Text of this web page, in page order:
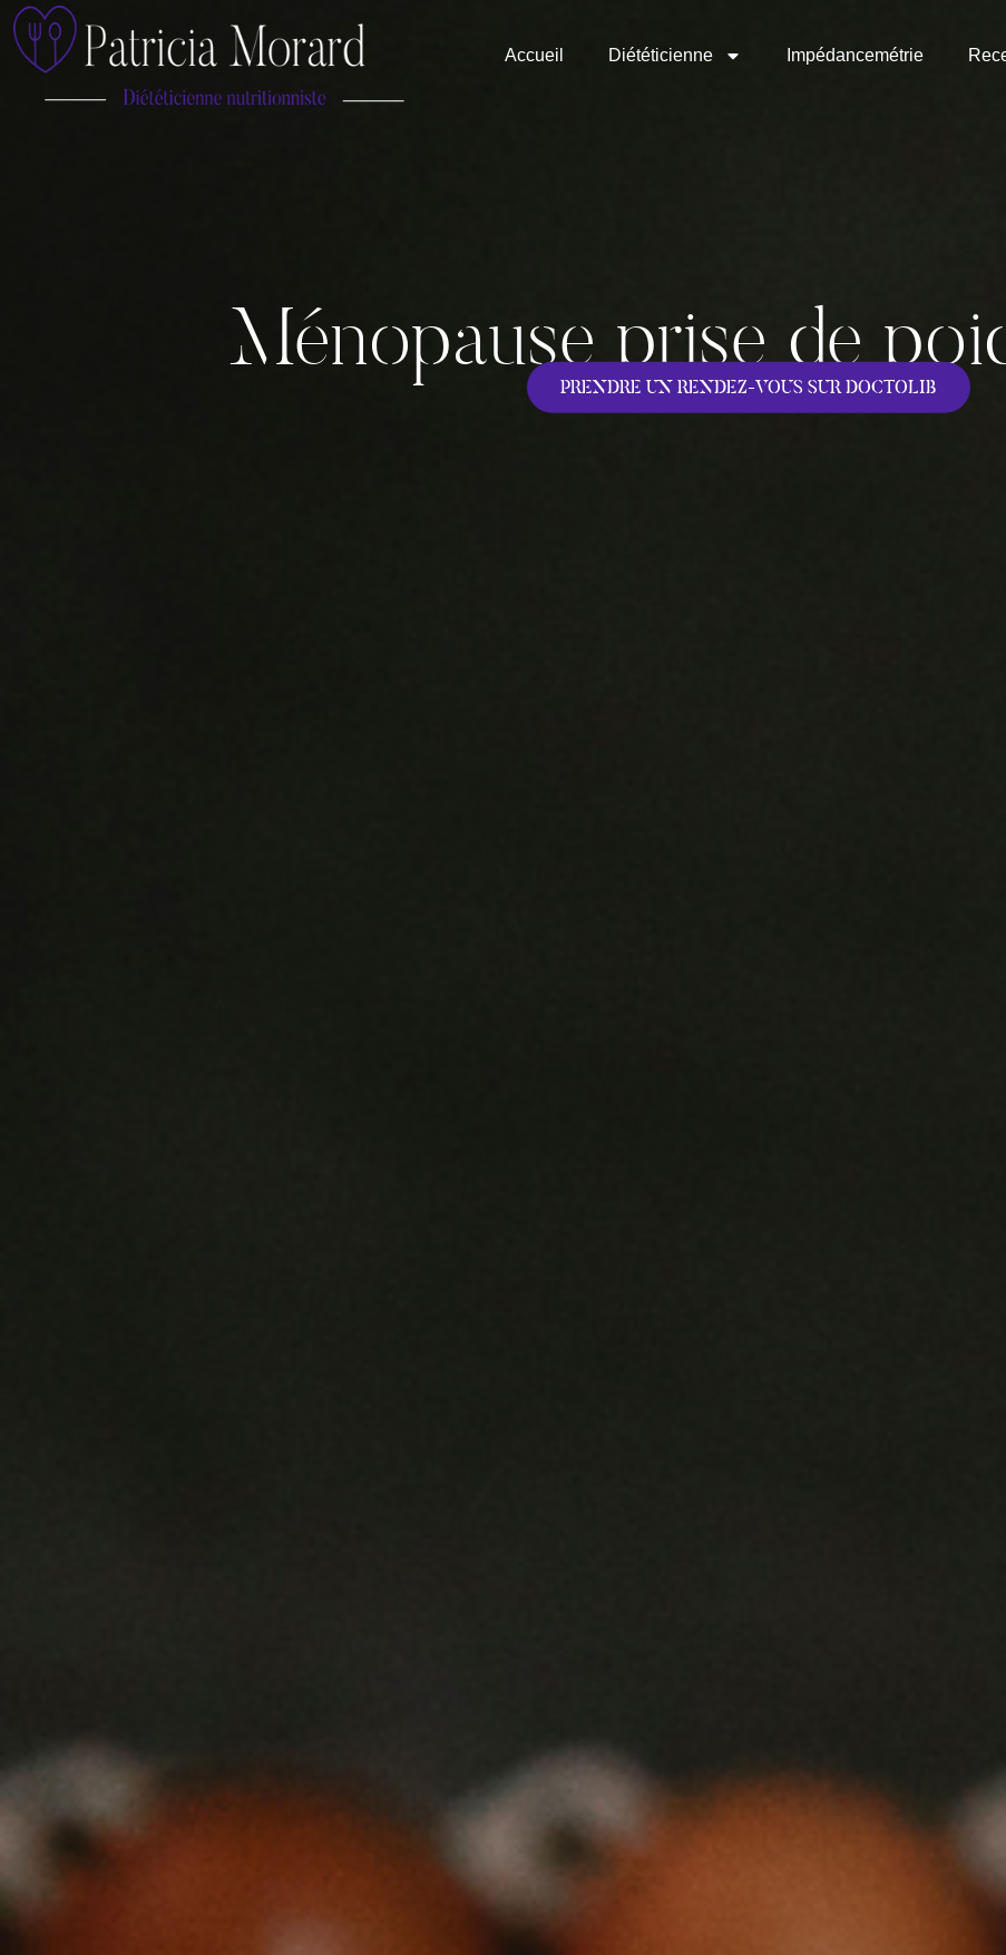
Accueil Diététicienne Impédancemétrie
Ménopause prise de
PRENDRE UN RENDEZ-VOUS SUR DOCTOLIB